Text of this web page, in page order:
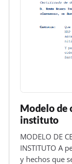
Modelo de
instituto
MODELO DE
INSTITUTO A
y hechos que